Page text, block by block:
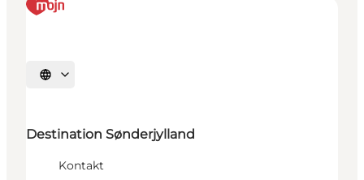
Sprache auswählen
Destination Sønderjylland
Kontakt